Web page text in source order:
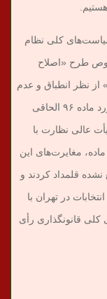
کلی نظام
طرح «اصلاح
از نظر انطباق و عدم
مغایرت با سیاست‌های کلی اعلام کرد که «در مورد ماده ۹۶ الحاقی
عالی نظارت با
مغایرت‌های این
قلمداد کردند و
در تهران با
قانونگذاری رأی